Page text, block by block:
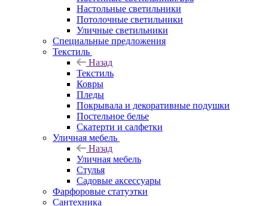
Настольные светильники
Потолочные светильники
Уличные светильники
Специальные предложения
Текстиль
Назад
Текстиль
Ковры
Пледы
Покрывала и декоративные подушки
Постельное белье
Скатерти и салфетки
Уличная мебель
Назад
Уличная мебель
Стулья
Садовые аксессуары
Фарфоровые статуэтки
Сантехника